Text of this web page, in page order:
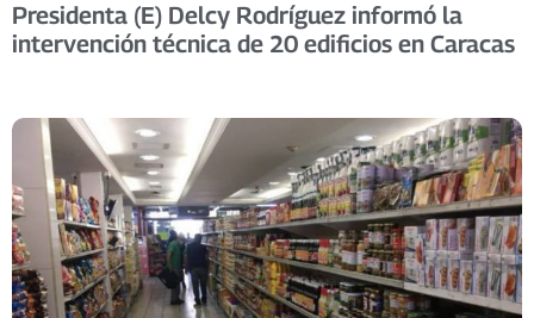
Presidenta (E) Delcy Rodríguez informó la
intervención técnica de 20 edificios en Caracas